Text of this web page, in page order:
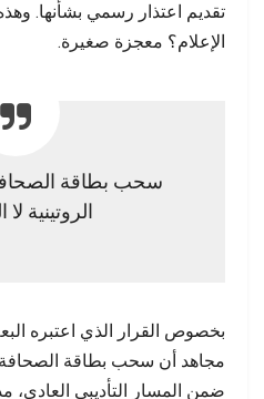
تقديم اعتذار رسمي بشأنها.
الإعلام؟ معجزة صغيرة.
سحب بطاقة
الروتينية
بخصوص القرار الذي اعتبره
مجاهد أن سحب بطاقة
ضمن المسار التأديبي العادي،